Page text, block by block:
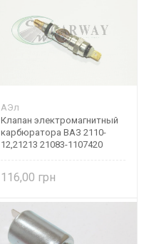
АЭл
Клапан электромагнитный
карбюратора ВАЗ 2110-
12,21213 21083-1107420
116,00